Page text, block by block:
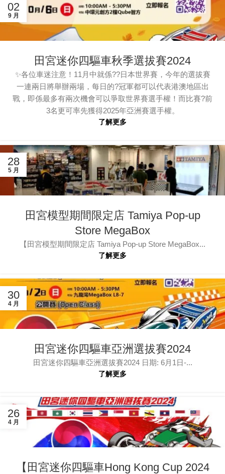
02
9 月
田宮迷你四驅車秋季選拔賽2024
✨各位車迷注意！11月中就係??日本世界賽，今年的選拔賽
一連兩日將舉辦兩場，每日的?冠軍都可以代表港澳地區出
戰，即係最多有兩次機會可以爭取世界賽選手權！而比賽?前
3名更可率先獲得2025年亞洲賽選手權。
了解更多
28
5 月
田宮模型期間限定店 Tamiya Pop-up
Store MegaBox
【田宮模型期間限定店 Tamiya Pop-up Store MegaBox...
了解更多
30
4 月
田宮迷你四驅車亞洲選拔賽2024
田宮迷你四驅車亞洲選拔賽2024 日期: 6月1日-...
了解更多
26
4 月
【田宮迷你四驅車Hong Kong Cup 2024